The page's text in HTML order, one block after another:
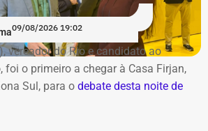
09/08/2026 19:02
vereador do Rio e candidato ao
foi o primeiro a chegar à Casa Firjan,
Sul, para o debate desta noite de